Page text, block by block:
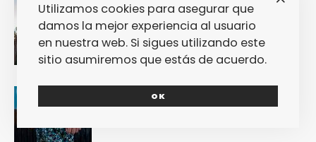
Utilizamos cookies para asegurar que
damos la mejor experiencia al usuario
en nuestra web. Si sigues utilizando este
sitio asumiremos que estás de acuerdo.
OK